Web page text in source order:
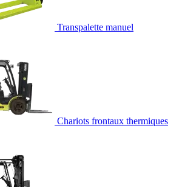
Transpalette manuel
Chariots frontaux thermiques